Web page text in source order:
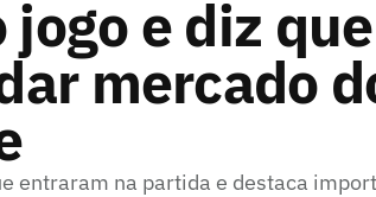
e diz
mercado
entraram na partida e destaca